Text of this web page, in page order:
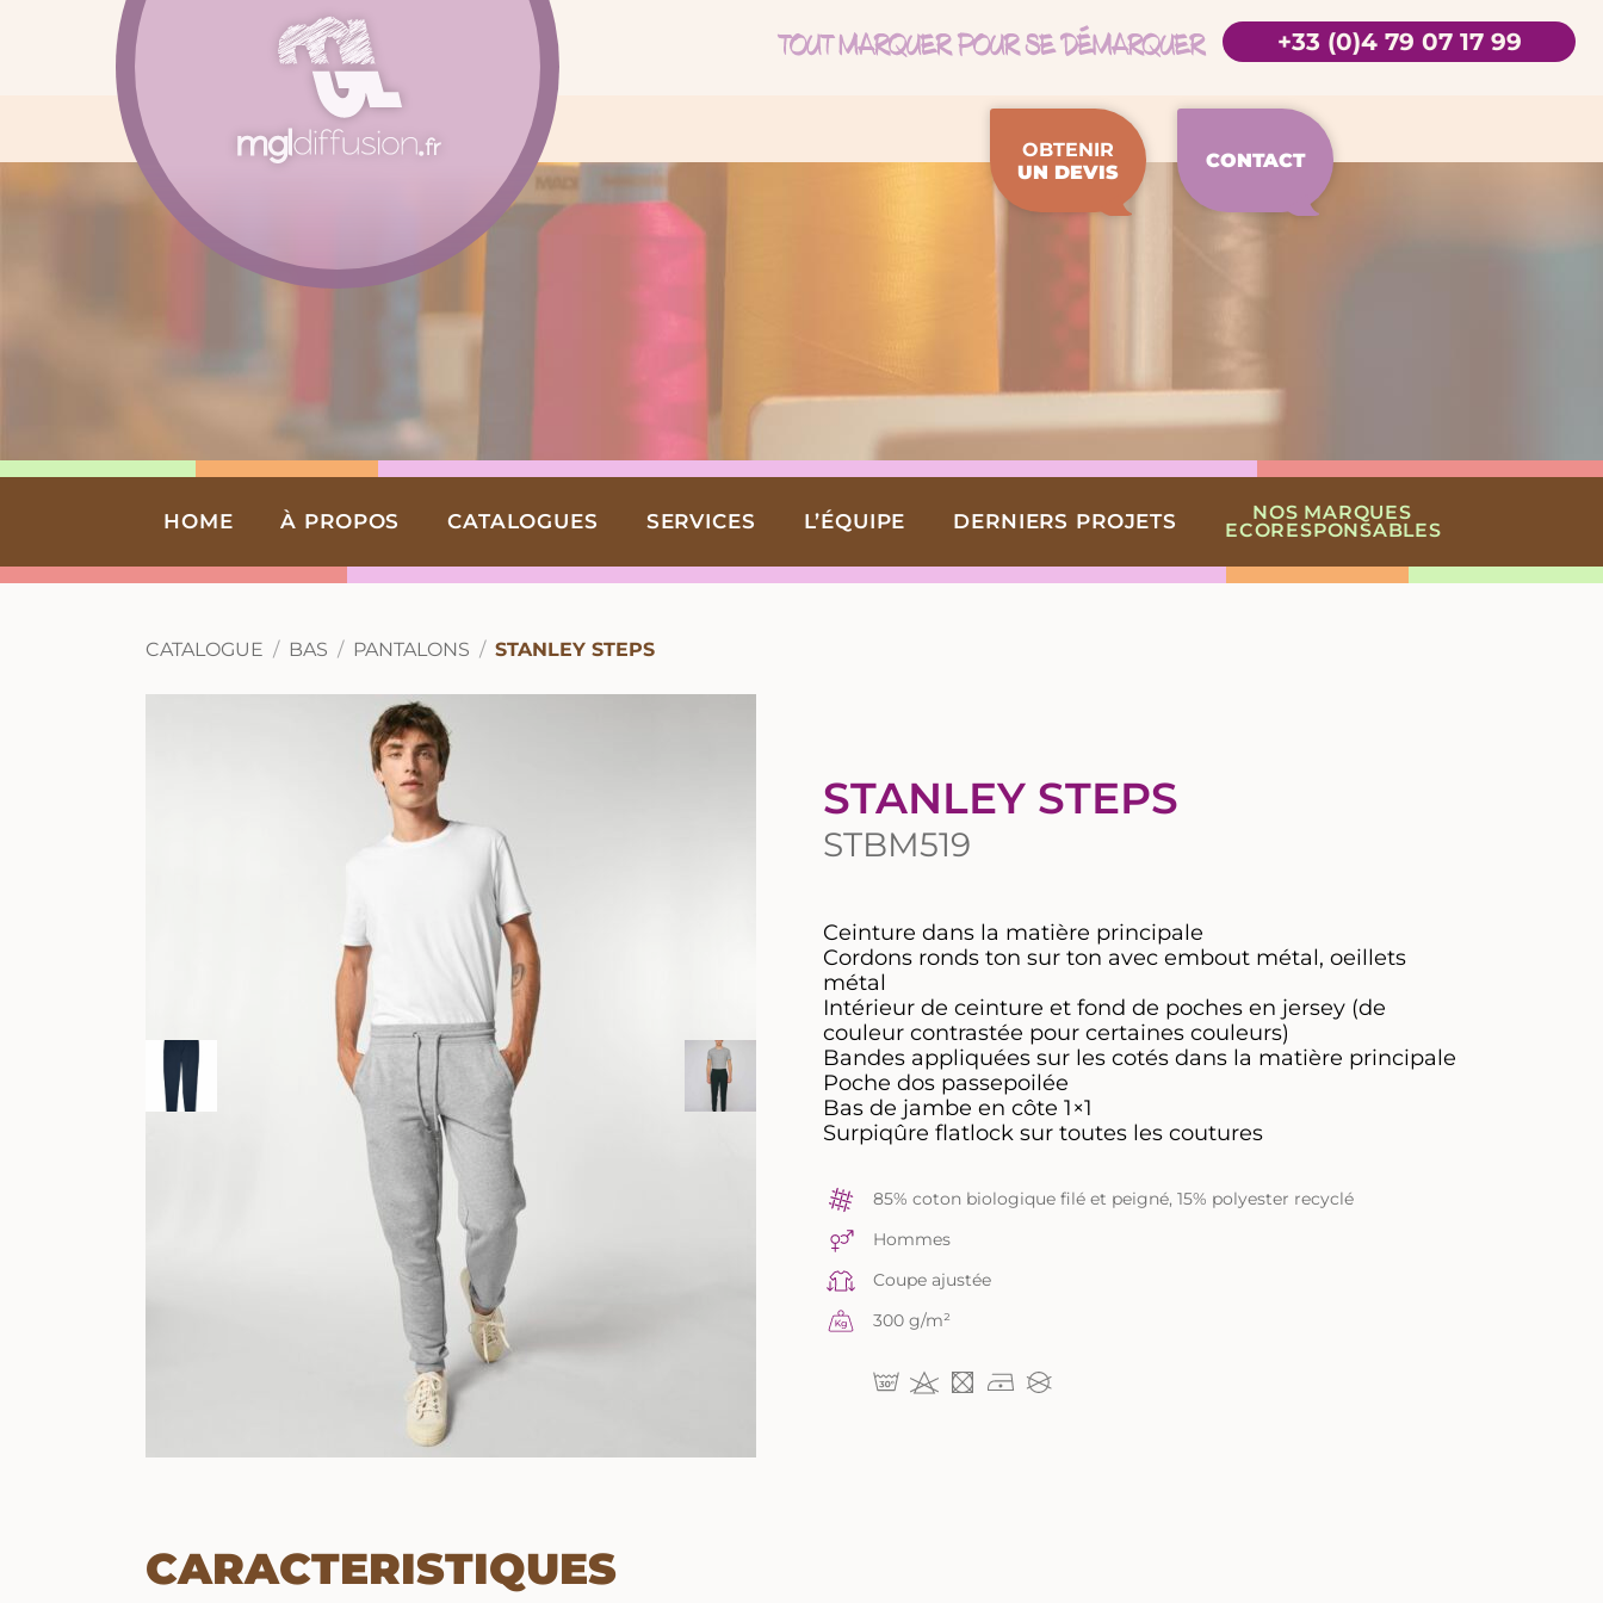
+33 (0)4 79 07 17 99
OBTENIR
UN DEVIS
CONTACT
HOME À PROPOS CATALOGUES SERVICES L’ÉQUIPE DERNIERS PROJETS NOS MARQUES
ECORESPONSABLES
CATALOGUE BAS PANTALONS STANLEY STEPS
STANLEY STEPS
STBM519
Ceinture dans la matière principale
Cordons ronds ton sur ton avec embout métal, oeillets
métal
Intérieur de ceinture et fond de poches en jersey (de
couleur contrastée pour certaines couleurs)
Bandes appliquées sur les cotés dans la matière principale
Poche dos passepoilée
Bas de jambe en côte 1×1
Surpiqûre flatlock sur toutes les coutures
85% coton biologique filé et peigné, 15% polyester recyclé
Hommes
Coupe ajustée
300 g/m²
CARACTERISTIQUES